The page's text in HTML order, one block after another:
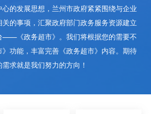
的发展思想，兰州市政府紧紧围绕与企业
的事项，汇聚政府部门政务服务资源建立
——《政务超市》。我们将根据您的需要不
功能，丰富完善《政务超市》内容。期待
求就是我们努力的方向！